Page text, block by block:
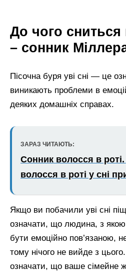
До чого сниться
– сонник
Пісочна буря уві сні — це
виникають проблеми в
деяких домашніх справах.
ЗАРАЗ ЧИТАЮТЬ:
Сонник волосся в
волосся в роті у сні
Якщо ви побачили уві сні
означати, що людина, з якою
бути емоційно пов’язаною,
тому нічого не вийде з
означати, що ваше сімейне